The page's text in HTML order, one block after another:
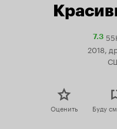
7.3
7.3
2018,
Оценить Буду